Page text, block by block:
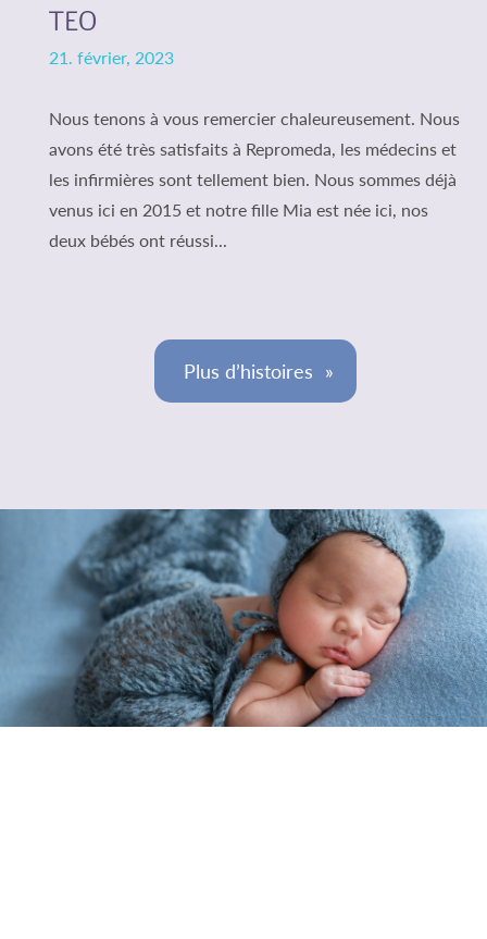
TEO
21. février, 2023
Nous tenons à vous remercier chaleureusement. Nous
avons été très satisfaits à Repromeda, les médecins et
les infirmières sont tellement bien. Nous sommes déjà
venus ici en 2015 et notre fille Mia est née ici, nos
deux bébés ont réussi...
Plus d’histoires